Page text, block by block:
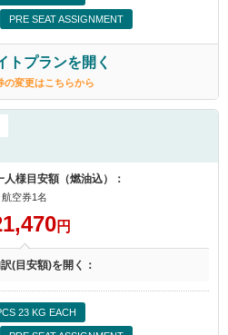
PRE SEAT ASSIGNMENT
トプランを開く
の変更はこちらから
様目安額（燃油込）：
航空券1名
円
(目安額)を開く：
23 KG EACH